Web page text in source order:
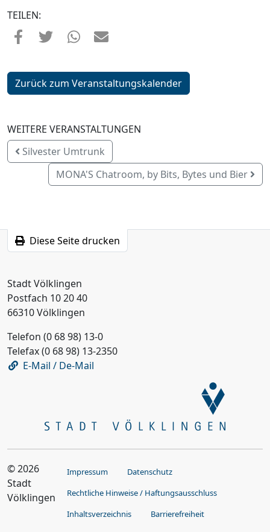
TEILEN:
Zurück zum Veranstaltungskalender
WEITERE VERANSTALTUNGEN
Silvester Umtrunk
MONA'S Chatroom, by Bits, Bytes und Bier
Diese Seite drucken
Stadt Völklingen
Postfach 10 20 40
66310 Völklingen
Telefon (0 68 98) 13-0
Telefax (0 68 98) 13-2350
E-Mail / De-Mail
© 2026
Stadt
Völklingen
Impressum
Datenschutz
Rechtliche Hinweise / Haftungsausschluss
Inhaltsverzeichnis
Barrierefreiheit